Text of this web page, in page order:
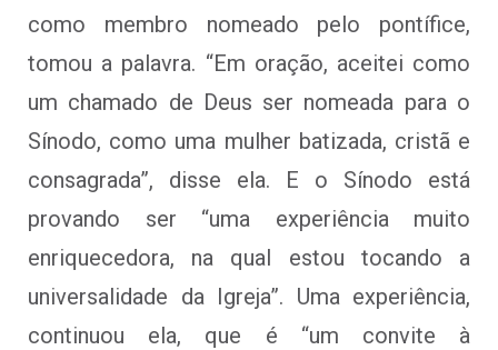
como membro nomeado pelo pontífice,
tomou a palavra. “Em oração, aceitei como
um chamado de Deus ser nomeada para o
Sínodo, como uma mulher batizada, cristã e
consagrada”, disse ela. E o Sínodo está
provando ser “uma experiência muito
enriquecedora, na qual estou tocando a
universalidade da Igreja”. Uma experiência,
continuou ela, que é “um convite à